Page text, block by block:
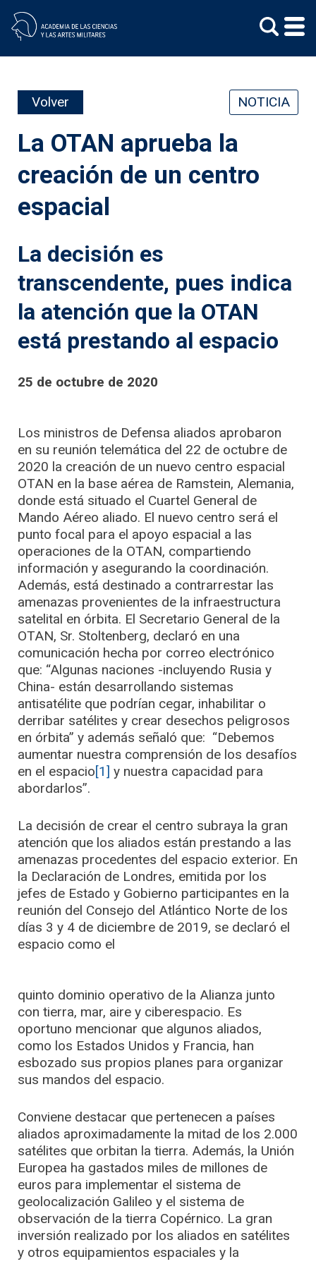
content
Volver NOTICIA
La OTAN aprueba la
creación de un centro
espacial
La decisión es
transcendente, pues indica
la atención que la OTAN
está prestando al espacio
25 de octubre de 2020
Los ministros de Defensa aliados aprobaron
en su reunión telemática del 22 de octubre de
2020 la creación de un nuevo centro espacial
OTAN en la base aérea de Ramstein, Alemania,
donde está situado el Cuartel General de
Mando Aéreo aliado. El nuevo centro será el
punto focal para el apoyo espacial a las
operaciones de la OTAN, compartiendo
información y asegurando la coordinación.
Además, está destinado a contrarrestar las
amenazas provenientes de la infraestructura
satelital en órbita. El Secretario General de la
OTAN, Sr. Stoltenberg, declaró en una
comunicación hecha por correo electrónico
que: “Algunas naciones -incluyendo Rusia y
China- están desarrollando sistemas
antisatélite que podrían cegar, inhabilitar o
derribar satélites y crear desechos peligrosos
en órbita” y además señaló que: “Debemos
aumentar nuestra comprensión de los desafíos
en el espacio[1] y nuestra capacidad para
abordarlos”.
La decisión de crear el centro subraya la gran
atención que los aliados están prestando a las
amenazas procedentes del espacio exterior. En
la Declaración de Londres, emitida por los
jefes de Estado y Gobierno participantes en la
reunión del Consejo del Atlántico Norte de los
días 3 y 4 de diciembre de 2019, se declaró el
espacio como el
quinto dominio operativo de la Alianza junto
con tierra, mar, aire y ciberespacio. Es
oportuno mencionar que algunos aliados,
como los Estados Unidos y Francia, han
esbozado sus propios planes para organizar
sus mandos del espacio.
Conviene destacar que pertenecen a países
aliados aproximadamente la mitad de los 2.000
satélites que orbitan la tierra. Además, la Unión
Europea ha gastados miles de millones de
euros para implementar el sistema de
geolocalización Galileo y el sistema de
observación de la tierra Copérnico. La gran
inversión realizado por los aliados en satélites
y otros equipamientos espaciales y la